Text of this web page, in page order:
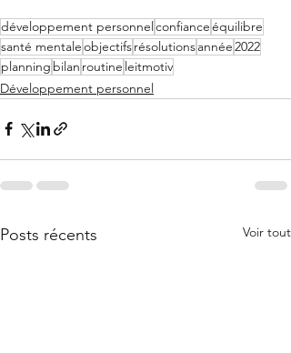
développement personnelconfianceéquilibre
santé mentaleobjectifsrésolutionsannée2022
planning bilan routine leitmotiv
Développement personnel
Posts récents Voir tout